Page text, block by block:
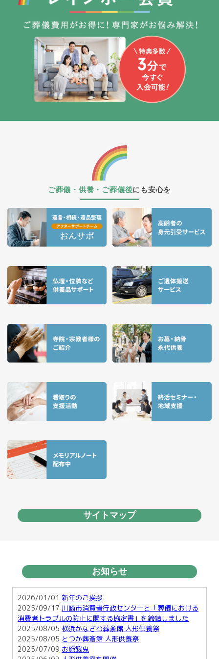
ご葬儀・供養・ご葬儀後にも安心を
サイトマップ
お知らせ
2026/01/01 新年のご挨拶
2025/09/17 川崎市消費者行政センターと「葬儀における
消費者トラブルの防止に関する協定書」を締結しました
2025/08/05 横浜かなざわ葬斎館 人形供養祭
2025/08/05 とつか葬斎館 人形供養祭
2025/07/09 お施餓鬼